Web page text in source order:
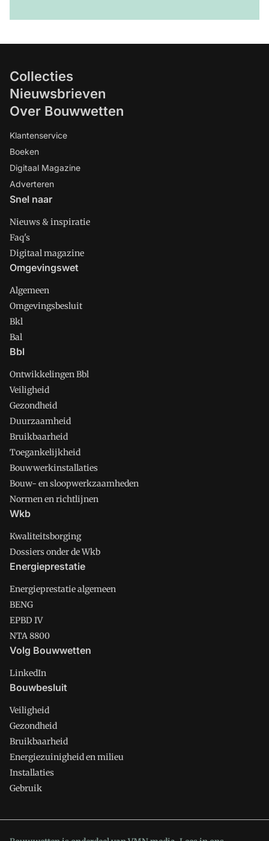
Collecties
Nieuwsbrieven
Over Bouwwetten
Klantenservice
Boeken
Digitaal Magazine
Adverteren
Snel naar
Nieuws & inspiratie
Faq's
Digitaal magazine
Omgevingswet
Algemeen
Omgevingsbesluit
Bkl
Bal
Bbl
Ontwikkelingen Bbl
Veiligheid
Gezondheid
Duurzaamheid
Bruikbaarheid
Toegankelijkheid
Bouwwerkinstallaties
Bouw- en sloopwerkzaamheden
Normen en richtlijnen
Wkb
Kwaliteitsborging
Dossiers onder de Wkb
Energieprestatie
Energieprestatie algemeen
BENG
EPBD IV
NTA 8800
Volg Bouwwetten
LinkedIn
Bouwbesluit
Veiligheid
Gezondheid
Bruikbaarheid
Energiezuinigheid en milieu
Installaties
Gebruik